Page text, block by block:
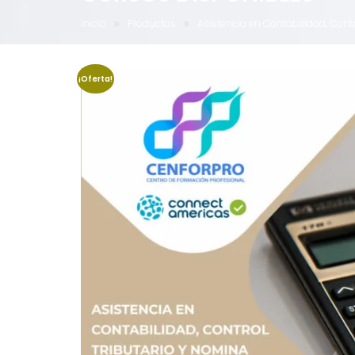
¡Oferta!